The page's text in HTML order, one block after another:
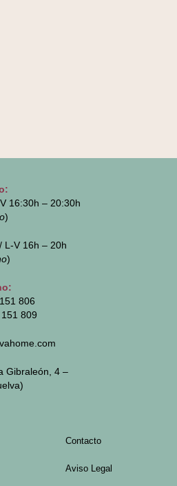
16:30h – 20:30h
)
L-V 16h – 20h
)
806
809
Gibraleón, 4 –
Contacto
Aviso Legal